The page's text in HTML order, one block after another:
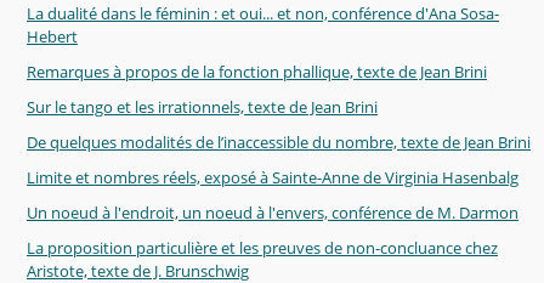
La dualité dans le féminin : et oui... et non, conférence d'Ana Sosa-
Hebert
Remarques à propos de la fonction phallique, texte de Jean Brini
Sur le tango et les irrationnels, texte de Jean Brini
De quelques modalités de l’inaccessible du nombre, texte de Jean Brini
Limite et nombres réels, exposé à Sainte-Anne de Virginia Hasenbalg
Un noeud à l'endroit, un noeud à l'envers, conférence de M. Darmon
La proposition particulière et les preuves de non-concluance chez
Aristote, texte de J. Brunschwig